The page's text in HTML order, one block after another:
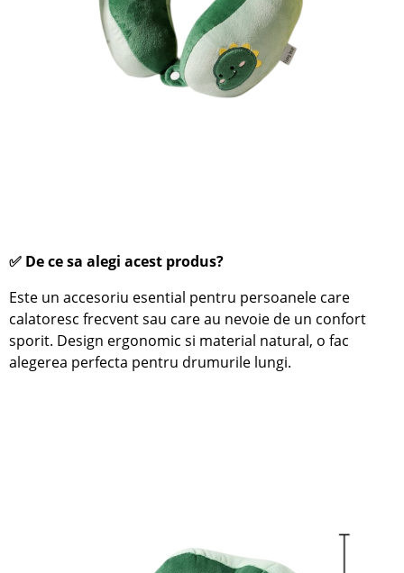
✅ De ce sa alegi acest produs?
Este un accesoriu esential pentru persoanele care
calatoresc frecvent sau care au nevoie de un confort
sporit. Design ergonomic si material natural, o fac
alegerea perfecta pentru drumurile lungi.